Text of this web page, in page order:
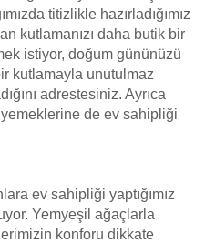
titizlikle hazırladığımız
kutlamanızı daha butik bir
istiyor, doğum gününüzü
kutlamayla unutulmaz
adrestesiniz. Ayrıca
de ev sahipliği
ev sahipliği yaptığımız
Yemyeşil ağaçlarla
konforu dikkate